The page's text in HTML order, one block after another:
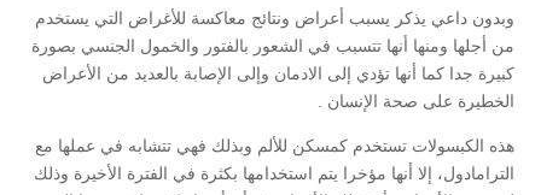
وبدون داعي يذكر يسبب أعراض ونتائج معاكسة للأغراض التي يستخدم
من أجلها ومنها أنها تتسبب في الشعور بالفتور والخمول الجنسي بصورة
كبيرة جدا كما أنها تؤدي إلى الادمان وإلى الإصابة بالعديد من الأعراض
الخطيرة على صحة الإنسان .
هذه الكبسولات تستخدم كمسكن للألم وبذلك فهي تتشابه في عملها مع
الترامادول، إلا أنها مؤخرا يتم استخدامها بكثرة في الفترة الأخيرة وذلك